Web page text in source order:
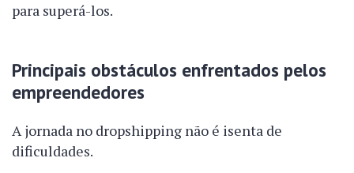
para superá-los.
Principais obstáculos enfrentados pelos
empreendedores
A jornada no dropshipping não é isenta de
dificuldades.